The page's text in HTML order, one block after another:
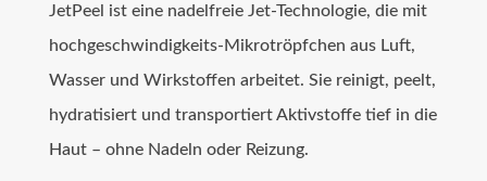
JetPeel ist eine nadelfreie Jet-Technologie, die mit
hochgeschwindigkeits-Mikrotröpfchen aus Luft,
Wasser und Wirkstoffen arbeitet. Sie reinigt, peelt,
hydratisiert und transportiert Aktivstoffe tief in die
Haut – ohne Nadeln oder Reizung.